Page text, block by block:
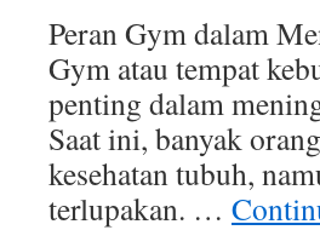
Peran Gym dalam
Gym atau tempat
penting dalam
Saat ini, banyak
kesehatan tubuh,
terlupakan. …